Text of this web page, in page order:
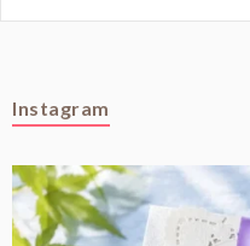
Instagram